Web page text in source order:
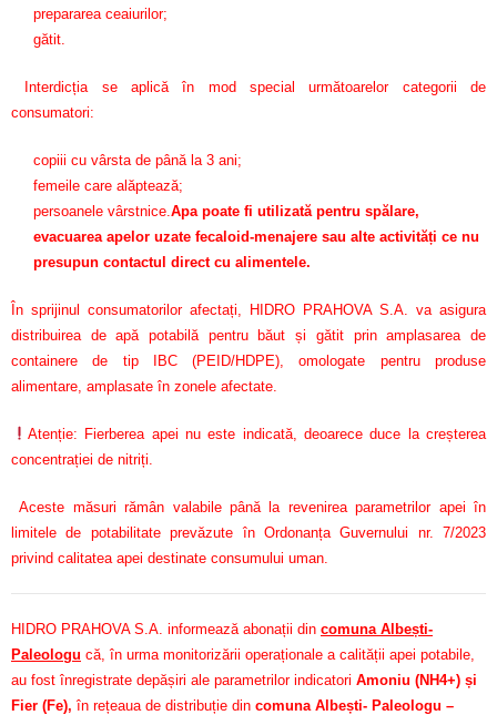
prepararea ceaiurilor;
gătit.
Interdicția se aplică în mod special următoarelor categorii de
consumatori:
copiii cu vârsta de până la 3 ani;
femeile care alăptează;
persoanele vârstnice.Apa poate fi utilizată pentru spălare,
evacuarea apelor uzate fecaloid-menajere sau alte activități ce nu
presupun contactul direct cu alimentele.
În sprijinul consumatorilor afectați, HIDRO PRAHOVA S.A. va asigura
distribuirea de apă potabilă pentru băut și gătit prin amplasarea de
containere de tip IBC (PEID/HDPE), omologate pentru produse
alimentare, amplasate în zonele afectate.
Atenție: Fierberea apei nu este indicată, deoarece duce la creșterea
concentrației de nitriți.
Aceste măsuri rămân valabile până la revenirea parametrilor apei în
limitele de potabilitate prevăzute în Ordonanța Guvernului nr. 7/2023
privind calitatea apei destinate consumului uman.
HIDRO PRAHOVA S.A. informează abonații din comuna Albești-
Paleologu că, în urma monitorizării operaționale a calității apei potabile,
au fost înregistrate depășiri ale parametrilor indicatori Amoniu (NH4+) și
Fier (Fe), în rețeaua de distribuție din comuna Albești- Paleologu –